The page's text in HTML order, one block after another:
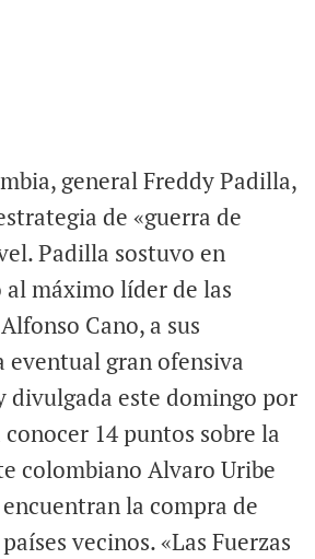
general Freddy Padilla,
de «guerra de
Padilla sostuvo en
máximo líder de las
Cano, a sus
eventual gran ofensiva
divulgada este domingo por
14 puntos sobre la
colombiano Alvaro Uribe
la compra de
vecinos. «Las Fuerzas